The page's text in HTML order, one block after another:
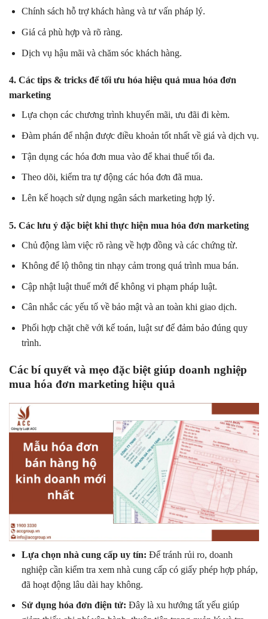
Chính sách hỗ trợ khách hàng và tư vấn pháp lý.
Giá cả phù hợp và rõ ràng.
Dịch vụ hậu mãi và chăm sóc khách hàng.
4. Các tips & tricks để tối ưu hóa hiệu quả mua hóa đơn
marketing
Lựa chọn các chương trình khuyến mãi, ưu đãi đi kèm.
Đàm phán để nhận được điều khoản tốt nhất về giá và dịch vụ.
Tận dụng các hóa đơn mua vào để khai thuế tối đa.
Theo dõi, kiểm tra tự động các hóa đơn đã mua.
Lên kế hoạch sử dụng ngân sách marketing hợp lý.
5. Các lưu ý đặc biệt khi thực hiện mua hóa đơn marketing
Chủ động làm việc rõ ràng về hợp đồng và các chứng từ.
Không để lộ thông tin nhạy cảm trong quá trình mua bán.
Cập nhật luật thuế mới để không vi phạm pháp luật.
Cân nhắc các yếu tố về bảo mật và an toàn khi giao dịch.
Phối hợp chặt chẽ với kế toán, luật sư để đảm bảo đúng quy
trình.
Các bí quyết và mẹo đặc biệt giúp doanh nghiệp
mua hóa đơn marketing hiệu quả
Lựa chọn nhà cung cấp uy tín: Để tránh rủi ro, doanh
nghiệp cần kiểm tra xem nhà cung cấp có giấy phép hợp pháp,
đã hoạt động lâu dài hay không.
Sử dụng hóa đơn điện tử: Đây là xu hướng tất yếu giúp